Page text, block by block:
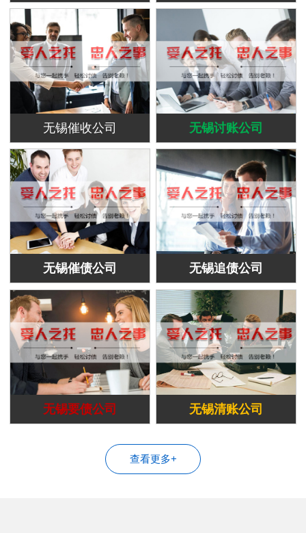
无锡催收公司 无锡讨账公司
无锡催债公司 无锡追债公司
无锡要债公司 无锡清账公司
查看更多+